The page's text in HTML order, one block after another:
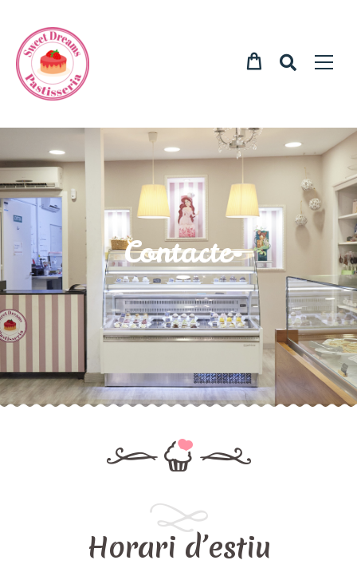
Contacte
Horari d’estiu